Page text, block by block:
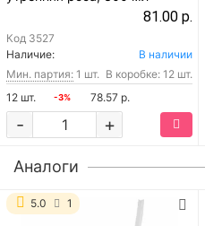
81.00 р.
Код 3527
Наличие:
В наличии
Мин. партия: 1 шт. В коробке: 12 шт.
12 шт.
-3% 78.57 р.
+
-
Аналоги
5.0 1